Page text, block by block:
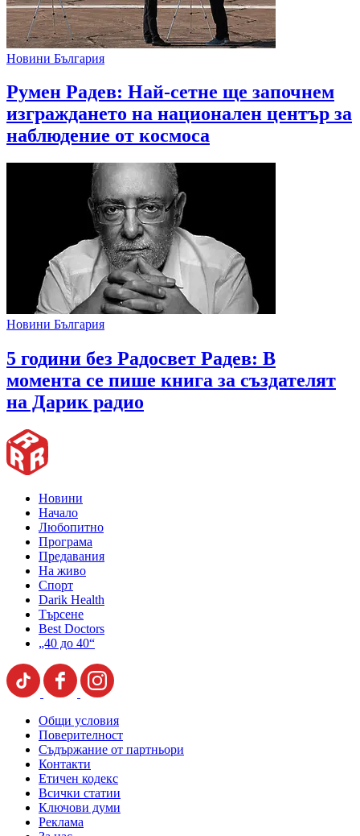
Новини България
Румен Радев: Най-сетне ще започнем
изграждането на национален център за
наблюдение от космоса
Новини България
5 години без Радосвет Радев: В
момента се пише книга за създателят
на Дарик радио
Новини
Начало
Любопитно
Програма
Предавания
На живо
Спорт
Darik Health
Търсене
Best Doctors
„40 до 40“
Общи условия
Поверителност
Съдържание от партньори
Контакти
Етичен кодекс
Всички статии
Ключови думи
Реклама